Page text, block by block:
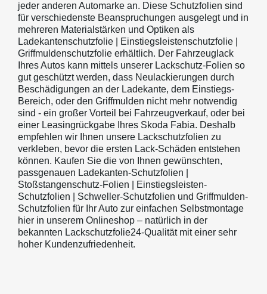
jeder anderen Automarke an. Diese Schutzfolien sind
für verschiedenste Beanspruchungen ausgelegt und in
mehreren Materialstärken und Optiken als
Ladekantenschutzfolie | Einstiegsleistenschutzfolie |
Griffmuldenschutzfolie erhältlich. Der Fahrzeuglack
Ihres Autos kann mittels unserer Lackschutz-Folien so
gut geschützt werden, dass Neulackierungen durch
Beschädigungen an der Ladekante, dem Einstiegs-
Bereich, oder den Griffmulden nicht mehr notwendig
sind - ein großer Vorteil bei Fahrzeugverkauf, oder bei
einer Leasingrückgabe Ihres Skoda Fabia. Deshalb
empfehlen wir Ihnen unsere Lackschutzfolien zu
verkleben, bevor die ersten Lack-Schäden entstehen
können. Kaufen Sie die von Ihnen gewünschten,
passgenauen Ladekanten-Schutzfolien |
Stoßstangenschutz-Folien | Einstiegsleisten-
Schutzfolien | Schweller-Schutzfolien und Griffmulden-
Schutzfolien für Ihr Auto zur einfachen Selbstmontage
hier in unserem Onlineshop – natürlich in der
bekannten Lackschutzfolie24-Qualität mit einer sehr
hoher Kundenzufriedenheit.